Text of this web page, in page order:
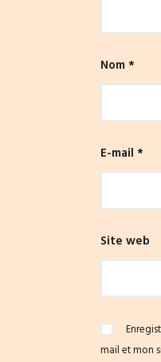
Nom*
E-mail *
Site web
mail et mon